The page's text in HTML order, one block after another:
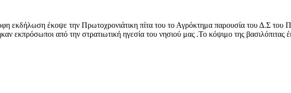
έκοψε την Πρωτοχρονιάτικη πίτα του το Αγρόκτημα παρουσία του Δ.Σ του
εκπρόσωποι από την στρατιωτική ηγεσία του νησιού μας .Το κόψιμο της